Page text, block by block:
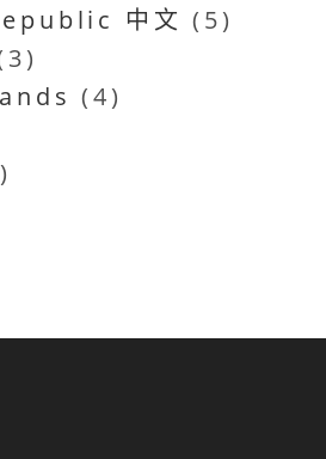
中文 (5)
(4)